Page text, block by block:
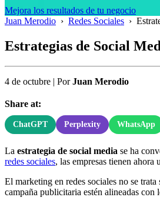
Mejora los resultados de tu negocio
Juan Merodio › Redes Sociales ›
Estrategias de Social
4 de octubre | PorJuan Merodio
Share at:
ChatGPT Perplexity WhatsApp
La estrategia de social media se ha
redes sociales, las empresas tienen
El marketing en redes sociales no se
campaña publicitaria estén alineadas con